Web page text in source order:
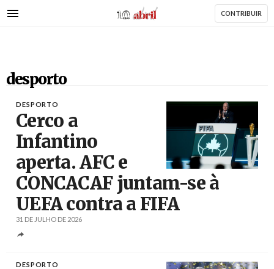
para
AbrilAbril CONTRIBUIR
desporto
DESPORTO
Cerco a
Infantino
aperta. AFC e
CONCACAF juntam-se à
UEFA contra a FIFA
31 DE JULHO DE 2026
DESPORTO